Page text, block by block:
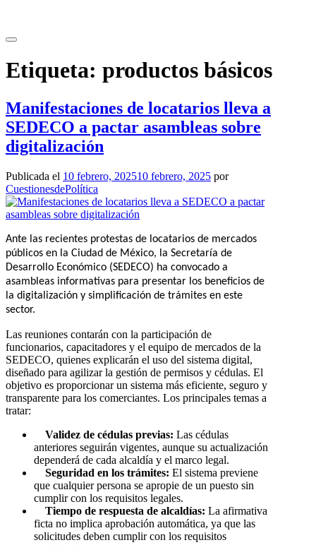
contenido
Etiqueta: productos básicos
Manifestaciones de locatarios lleva a
SEDECO a pactar asambleas sobre
digitalización
Publicada el 10 febrero, 202510 febrero, 2025 por
CuestionesdePolítica
Ante las recientes protestas de locatarios de mercados
públicos en la Ciudad de México, la Secretaría de
Desarrollo Económico (SEDECO) ha convocado a
asambleas informativas para presentar los beneficios de
la digitalización y simplificación de trámites en este
sector.
Las reuniones contarán con la participación de
funcionarios, capacitadores y el equipo de mercados de la
SEDECO, quienes explicarán el uso del sistema digital,
diseñado para agilizar la gestión de permisos y cédulas. El
objetivo es proporcionar un sistema más eficiente, seguro y
transparente para los comerciantes. Los principales temas a
tratar:
Validez de cédulas previas: Las cédulas
anteriores seguirán vigentes, aunque su actualización
dependerá de cada alcaldía y el marco legal.
Seguridad en los trámites: El sistema previene
que cualquier persona se apropie de un puesto sin
cumplir con los requisitos legales.
Tiempo de respuesta de alcaldías: La afirmativa
ficta no implica aprobación automática, ya que las
solicitudes deben cumplir con los requisitos